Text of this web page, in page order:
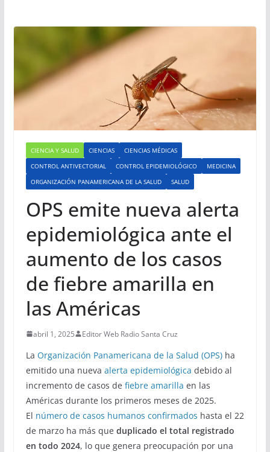
CIENCIA Y SALUD CIENCIAS
CIENCIAS MÉDICAS
CONTROL ANTIVECTORIAL
CONTROL EPIDEMIOLÓGICO
MEDICINA
ORGANIZACIÓN PANAMERICANA DE LA SALUD
SALUD
OPS emite nueva alerta
epidemiológica ante el
aumento de los casos
de fiebre amarilla en
las Américas
abril 1, 2025 Editor Web Radio Santa Cruz
La Organización Panamericana de la Salud (OPS)ha
emitido una nueva alerta epidemiológica debido al
incremento de casos de fiebre amarilla en las
Américas durante los primeros meses de 2025.
El número de casos humanos confirmados hasta el 22
de marzo ha más que duplicado el total registrado
en todo 2024, lo que genera preocupación por una